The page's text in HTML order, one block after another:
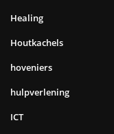
Healing
Houtkachels
hoveniers
hulpverlening
ICT